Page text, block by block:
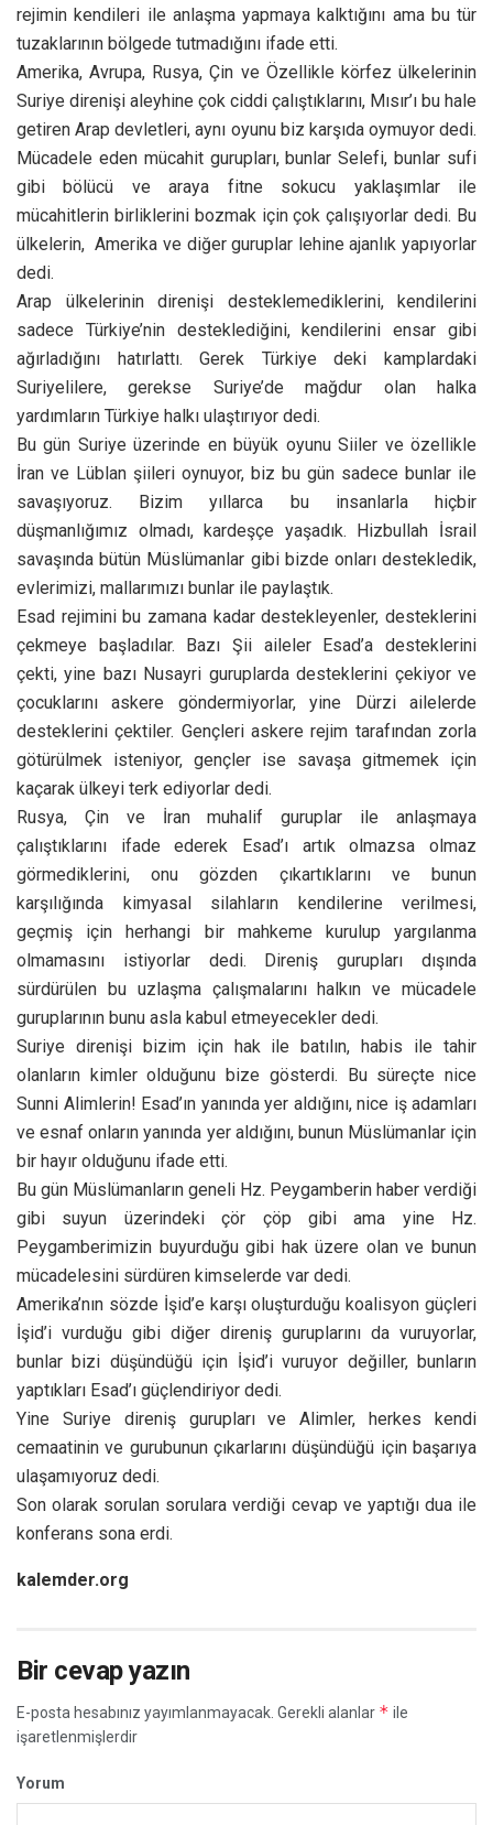
rejimin kendileri ile anlaşma yapmaya kalktığını ama bu tür
tuzaklarının bölgede tutmadığını ifade etti.
Amerika, Avrupa, Rusya, Çin ve Özellikle körfez ülkelerinin
Suriye direnişi aleyhine çok ciddi çalıştıklarını, Mısır’ı bu hale
getiren Arap devletleri, aynı oyunu biz karşıda oymuyor dedi.
Mücadele eden mücahit gurupları, bunlar Selefi, bunlar sufi
gibi bölücü ve araya fitne sokucu yaklaşımlar ile
mücahitlerin birliklerini bozmak için çok çalışıyorlar dedi. Bu
ülkelerin, Amerika ve diğer guruplar lehine ajanlık yapıyorlar
dedi.
Arap ülkelerinin direnişi desteklemediklerini, kendilerini
sadece Türkiye’nin desteklediğini, kendilerini ensar gibi
ağırladığını hatırlattı. Gerek Türkiye deki kamplardaki
Suriyelilere, gerekse Suriye’de mağdur olan halka
yardımların Türkiye halkı ulaştırıyor dedi.
Bu gün Suriye üzerinde en büyük oyunu Siiler ve özellikle
İran ve Lüblan şiileri oynuyor, biz bu gün sadece bunlar ile
savaşıyoruz. Bizim yıllarca bu insanlarla hiçbir
düşmanlığımız olmadı, kardeşçe yaşadık. Hizbullah İsrail
savaşında bütün Müslümanlar gibi bizde onları destekledik,
evlerimizi, mallarımızı bunlar ile paylaştık.
Esad rejimini bu zamana kadar destekleyenler, desteklerini
çekmeye başladılar. Bazı Şii aileler Esad’a desteklerini
çekti, yine bazı Nusayri guruplarda desteklerini çekiyor ve
çocuklarını askere göndermiyorlar, yine Dürzi ailelerde
desteklerini çektiler. Gençleri askere rejim tarafından zorla
götürülmek isteniyor, gençler ise savaşa gitmemek için
kaçarak ülkeyi terk ediyorlar dedi.
Rusya, Çin ve İran muhalif guruplar ile anlaşmaya
çalıştıklarını ifade ederek Esad’ı artık olmazsa olmaz
görmediklerini, onu gözden çıkartıklarını ve bunun
karşılığında kimyasal silahların kendilerine verilmesi,
geçmiş için herhangi bir mahkeme kurulup yargılanma
olmamasını istiyorlar dedi. Direniş gurupları dışında
sürdürülen bu uzlaşma çalışmalarını halkın ve mücadele
guruplarının bunu asla kabul etmeyecekler dedi.
Suriye direnişi bizim için hak ile batılın, habis ile tahir
olanların kimler olduğunu bize gösterdi. Bu süreçte nice
Sunni Alimlerin! Esad’ın yanında yer aldığını, nice iş adamları
ve esnaf onların yanında yer aldığını, bunun Müslümanlar için
bir hayır olduğunu ifade etti.
Bu gün Müslümanların geneli Hz. Peygamberin haber verdiği
gibi suyun üzerindeki çör çöp gibi ama yine Hz.
Peygamberimizin buyurduğu gibi hak üzere olan ve bunun
mücadelesini sürdüren kimselerde var dedi.
Amerika’nın sözde İşid’e karşı oluşturduğu koalisyon güçleri
İşid’i vurduğu gibi diğer direniş guruplarını da vuruyorlar,
bunlar bizi düşündüğü için İşid’i vuruyor değiller, bunların
yaptıkları Esad’ı güçlendiriyor dedi.
Yine Suriye direniş gurupları ve Alimler, herkes kendi
cemaatinin ve gurubunun çıkarlarını düşündüğü için başarıya
ulaşamıyoruz dedi.
Son olarak sorulan sorulara verdiği cevap ve yaptığı dua ile
konferans sona erdi.
kalemder.org
Bir cevap yazın
E-posta hesabınız yayımlanmayacak. Gerekli alanlar * ile
işaretlenmişlerdir
Yorum